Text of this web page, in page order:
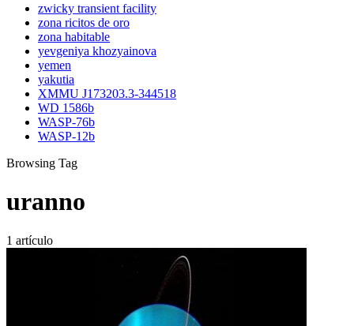
zwicky transient facility
zona ricitos de oro
zona habitable
yevgeniya khozyainova
yemen
yakutia
XMMU J173203.3-344518
WD 1586b
WASP-76b
WASP-12b
Browsing Tag
uranno
1 artículo